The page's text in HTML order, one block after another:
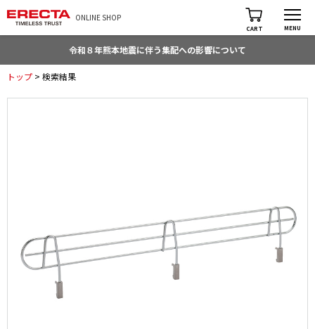
ONLINE SHOP
CART MENU
令和８年熊本地震に伴う集配への影響について
トップ > 検索結果